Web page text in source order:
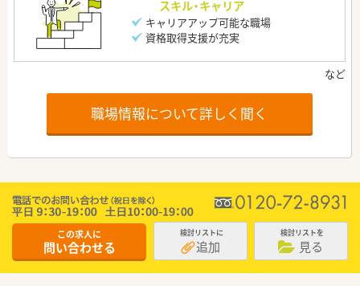
スキル・キャリア
キャリアアップ可能な職場
資格取得支援が充実
職場情報について詳しく聞く
この求人に
問い合わせる
検討リストに
追加
検討リストを
見る